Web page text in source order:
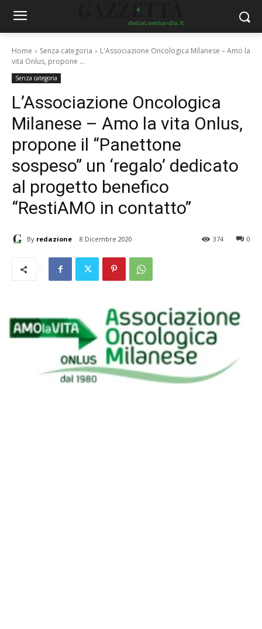
Home Senza categoria
L'Associazione Oncologica Milanese – Amo la
vita Onlus, propone ...
Senza categoria
L’Associazione Oncologica
Milanese – Amo la vita Onlus,
propone il “Panettone
sospeso” un ‘regalo’ dedicato
al progetto benefico
“RestiAMO in contatto”
By redazione 8 Dicembre 2020 0
374